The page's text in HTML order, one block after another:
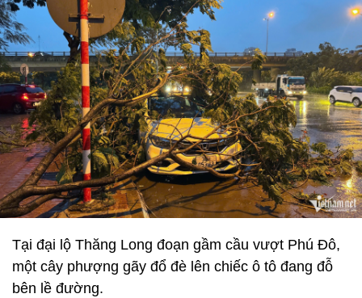
Tại đại lộ Thăng Long đoạn gầm cầu vượt Phú Đô,
một cây phượng gãy đổ đè lên chiếc ô tô đang đỗ
bên lề đường.